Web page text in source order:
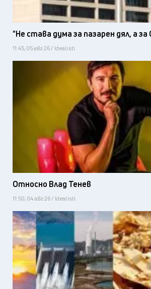
"Не става дума за пазарен дял, а за
11:45, 05 авг 26 / Idealisti
Относно Влад Тенев
11:50, 04 авг 26 / Idealisti